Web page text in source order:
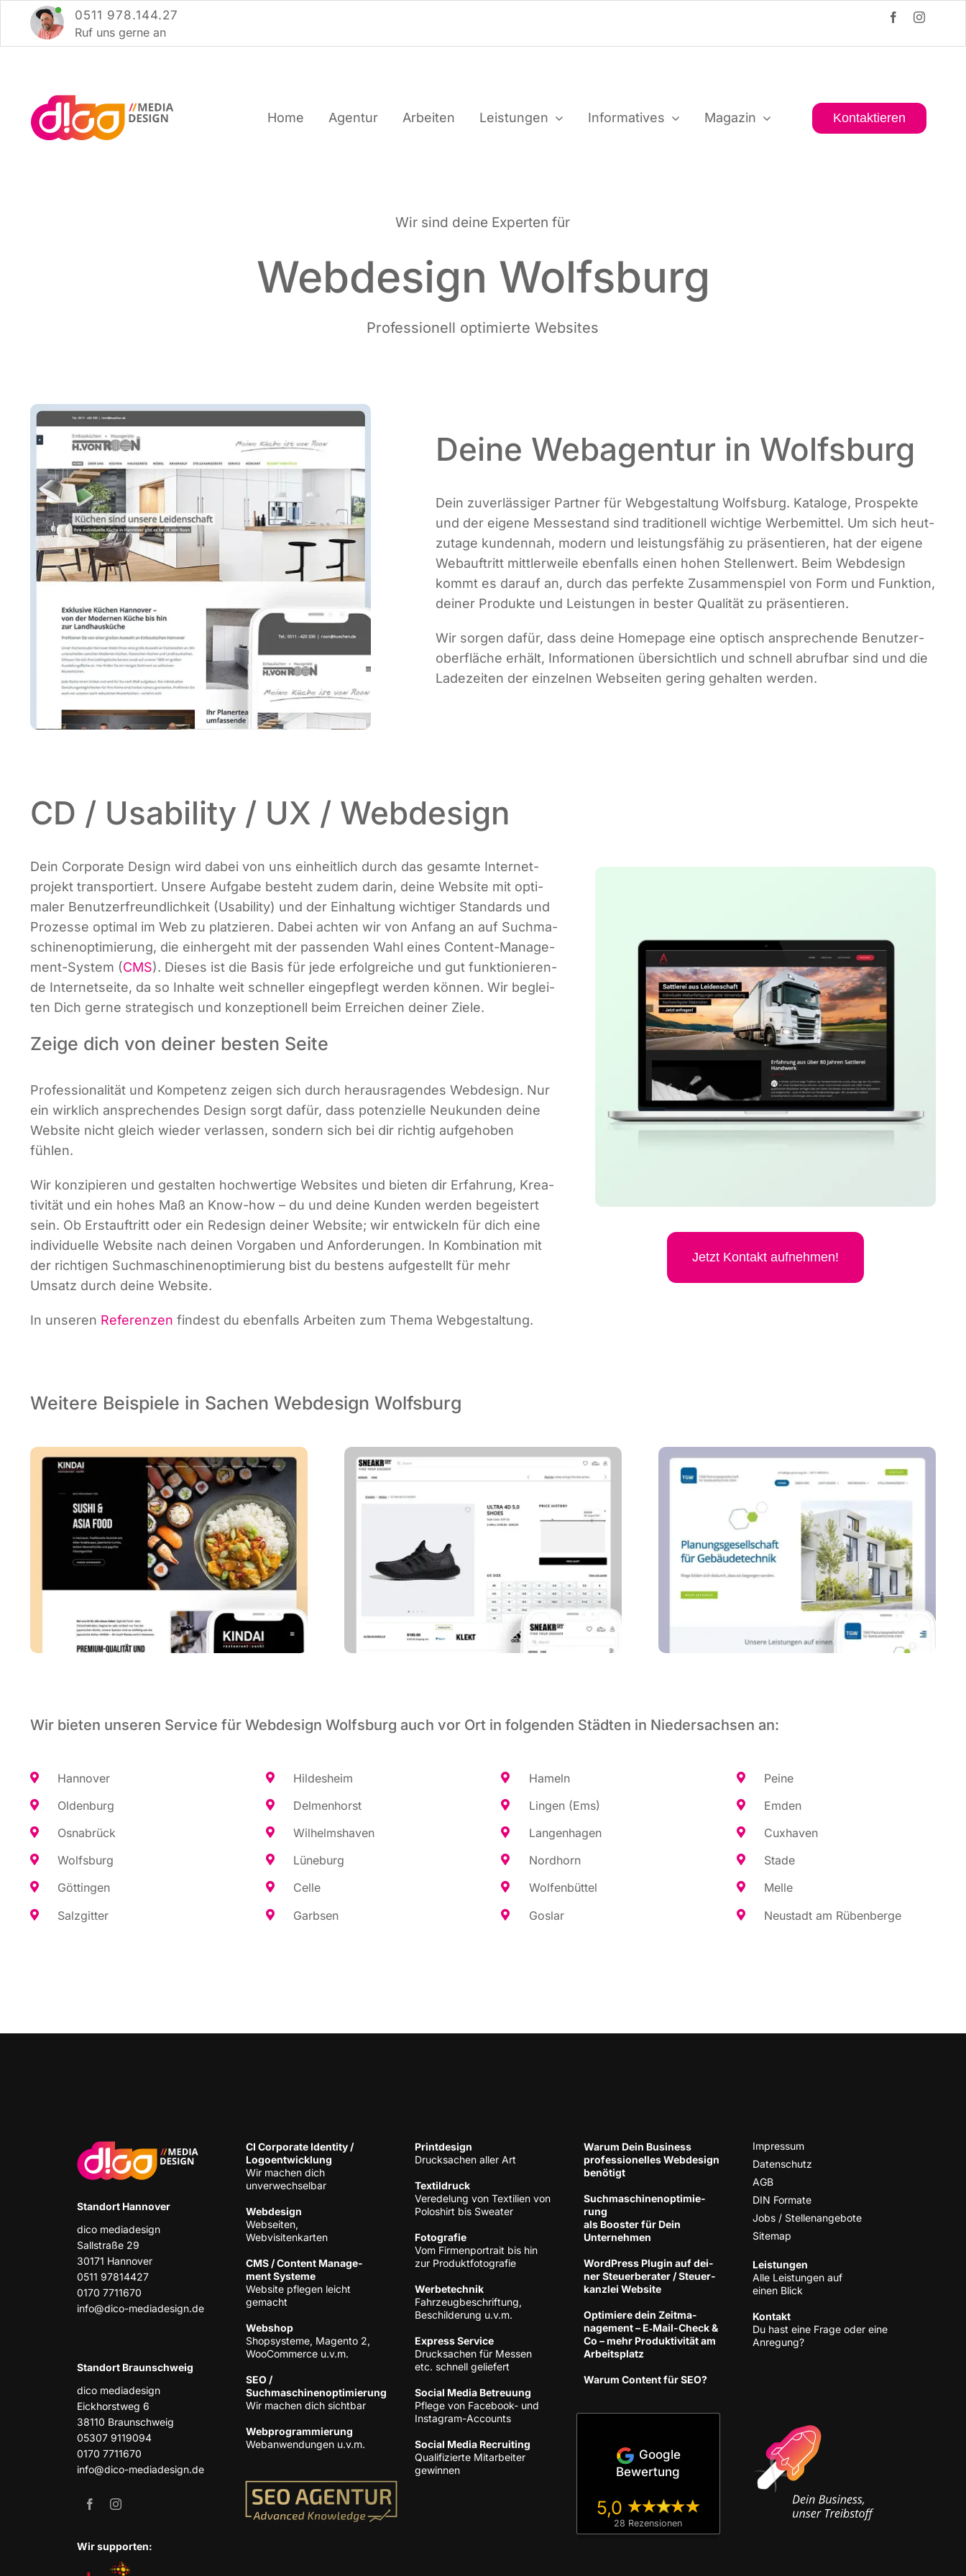
Inhalt
springen
0511 978.144.27
Ruf uns ger­ne an
Home Agen­tur Arbei­ten Leis­tun­gen Infor­ma­ti­ves Maga­zin Kon­tak­tie­ren
Wir sind dei­ne Exper­ten für
Webdesign Wolfsburg
Pro­fes­sio­nell opti­mier­te Websites
Deine Webagentur in Wolfsburg
Dein zuver­läs­si­ger Part­ner für Web­ge­stal­tung Wolfs­burg. Kata­lo­ge, Pro­spek­te
und der eige­ne Mes­se­stand sind tra­di­tio­nell wich­ti­ge Wer­be­mit­tel. Um sich heut­
zu­ta­ge kun­den­nah, modern und leis­tungs­fä­hig zu prä­sen­tie­ren, hat der eige­ne
Web­auf­tritt mitt­ler­wei­le eben­falls einen hohen Stel­len­wert. Beim Web­de­sign
kommt es dar­auf an, durch das per­fek­te Zusam­men­spiel von Form und Funk­ti­on,
dei­ner Pro­duk­te und Leis­tun­gen in bes­ter Qua­li­tät zu präsentieren.
Wir sor­gen dafür, dass dei­ne Home­page eine optisch anspre­chen­de Benut­zer­
ober­flä­che erhält, Infor­ma­tio­nen über­sicht­lich und schnell abruf­bar sind und die
Lade­zei­ten der ein­zel­nen Web­sei­ten gering gehal­ten werden.
CD / Usability / UX / Webdesign
Dein Cor­po­ra­te Design wird dabei von uns ein­heit­lich durch das gesam­te Inter­net­
pro­jekt trans­por­tiert. Unse­re Auf­ga­be besteht zudem dar­in, dei­ne Web­site mit opti­
ma­ler Benut­zer­freund­lich­keit (Usa­bi­li­ty) und der Ein­hal­tung wich­ti­ger Stan­dards und
Pro­zes­se opti­mal im Web zu plat­zie­ren. Dabei ach­ten wir von Anfang an auf Such­ma­
schi­nen­op­ti­mie­rung, die ein­her­geht mit der pas­sen­den Wahl eines Con­tent-Manage­
ment-Sys­tem (CMS). Die­ses ist die Basis für jede erfolg­rei­che und gut funk­tio­nie­ren­
de Inter­net­sei­te, da so Inhal­te weit schnel­ler ein­ge­pflegt wer­den kön­nen. Wir beglei­
ten Dich ger­ne stra­te­gisch und kon­zep­tio­nell beim Errei­chen dei­ner Ziele.
Zeige dich von deiner besten Seite
Pro­fes­sio­na­li­tät und Kom­pe­tenz zei­gen sich durch her­aus­ra­gen­des Web­de­sign. Nur
ein wirk­lich anspre­chen­des Design sorgt dafür, dass poten­zi­el­le Neu­kun­den dei­ne
Web­site nicht gleich wie­der ver­las­sen, son­dern sich bei dir rich­tig auf­ge­ho­ben
fühlen.
Wir kon­zi­pie­ren und gestal­ten hoch­wer­ti­ge Web­sites und bie­ten dir Erfah­rung, Krea­
ti­vi­tät und ein hohes Maß an Know-how – du und dei­ne Kun­den wer­den begeis­tert
sein. Ob Erst­auf­tritt oder ein Rede­sign dei­ner Web­site; wir ent­wi­ckeln für dich eine
indi­vi­du­el­le Web­site nach dei­nen Vor­ga­ben und Anfor­de­run­gen. In Kom­bi­na­ti­on mit
der rich­ti­gen Such­ma­schi­nen­op­ti­mie­rung bist du bes­tens auf­ge­stellt für mehr
Umsatz durch dei­ne Website.
In unse­ren Refe­ren­zen fin­dest du eben­falls Arbei­ten zum The­ma Webgestaltung.
Jetzt Kon­takt aufnehmen!
Weitere Beispiele in Sachen Webdesign Wolfsburg
Wir bieten unseren Service für Webdesign Wolfsburg auch vor Ort in folgenden Städten in Niedersachsen an:
Han­no­ver
Olden­burg
Osna­brück
Wolfs­burg
Göt­tin­gen
Salz­git­ter
Hil­des­heim
Del­men­horst
Wil­helms­ha­ven
Lüne­burg
Cel­le
Garb­sen
Hameln
Lin­gen (Ems)
Lan­gen­ha­gen
Nord­horn
Wol­fen­büt­tel
Gos­lar
Pei­ne
Emden
Cux­ha­ven
Sta­de
Mel­le
Neu­stadt am Rübenberge
Stand­ort Hannover
dico media­de­sign
Sall­stra­ße 29
30171 Han­no­ver
0511 97814427
0170 7711670
info@dico-mediadesign.de
Stand­ort Braunschweig
dico media­de­sign
Eick­horst­weg 6
38110 Braun­schweig
05307 9119094
0170 7711670
info@dico-mediadesign.de
Wir sup­port­en:
CI Cor­po­ra­te Iden­ti­ty /
Logoentwicklung
Wir machen dich
unverwechselbar
Web­de­sign
Web­sei­ten,
Webvisitenkarten
CMS / Con­tent Manage­
ment Systeme
Web­site pfle­gen leicht
gemacht
Web­shop
Shop­sys­te­me, Magen­to 2,
Woo­Com­mer­ce u.v.m.
SEO /
Suchmaschinenoptimierung
Wir machen dich sichtbar
Web­pro­gram­mie­rung
Web­an­wen­dun­gen u.v.m.
Print­de­sign
Druck­sa­chen aller Art
Tex­til­druck
Ver­ede­lung von Tex­ti­li­en von
Polo­shirt bis Sweater
Foto­gra­fie
Vom Fir­men­por­trait bis hin
zur Produktfotografie
Wer­be­tech­nik
Fahr­zeug­be­schrif­tung,
Beschil­de­rung u.v.m.
Express Ser­vice
Druck­sa­chen für Mes­sen
etc. schnell geliefert
Social Media Betreuung
Pfle­ge von Face­book- und
Instagram-Accounts
Social Media Recruiting
Qua­li­fi­zier­te Mit­ar­bei­ter
gewinnen
War­um Dein Business
pro­fes­sio­nel­les Web­de­sign
benötigt
Such­ma­schi­nen­op­ti­mie­
rung
als Boos­ter für Dein
Unternehmen
Word­Press Plug­in auf dei­
ner Steu­er­be­ra­ter / Steu­er­
kanz­lei Website
Opti­mie­re dein Zeit­ma­
nage­ment – E‑Mail-Check &
Co – mehr Pro­duk­ti­vi­tät am
Arbeitsplatz
War­um Con­tent für SEO?
Google
Bewertung
5,0
28 Rezen­sio­nen
Impres­sum
Daten­schutz
AGB
DIN For­ma­te
Jobs / Stellenangebote
Site­map
Leis­tun­gen
Alle Leis­tun­gen auf
einen Blick
Kon­takt
Du hast eine Fra­ge oder eine
Anregung?